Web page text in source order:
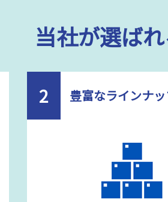
当社が選ば
2 豊富なラインナ